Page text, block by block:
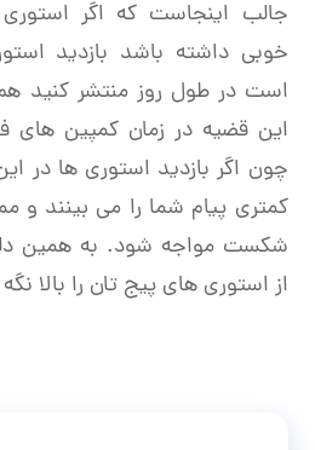
جالب اینجاست که اگر
خوبی داشته باشد بازدید
است در طول روز منتشر کنید
این قضیه در زمان کمپین
چون اگر بازدید استوری ها در
کمتری پیام شما را می بینند و
شکست مواجه شود. به همین
از استوری های پیج تان را بالا